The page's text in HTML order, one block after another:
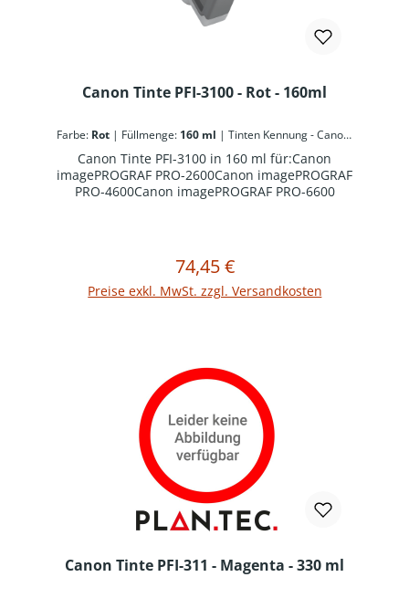
Canon Tinte PFI-3100 - Rot - 160ml
Farbe: Rot | Füllmenge: 160 ml | Tinten Kennung - Canon:
Canon Tinte PFI-3100 in 160 ml für:Canon
imagePROGRAF PRO-2600Canon imagePROGRAF
PRO-4600Canon imagePROGRAF PRO-6600
Regulärer Preis:
74,45 €
Preise exkl. MwSt. zzgl. Versandkosten
In den Warenkorb
Canon Tinte PFI-311 - Magenta - 330 ml